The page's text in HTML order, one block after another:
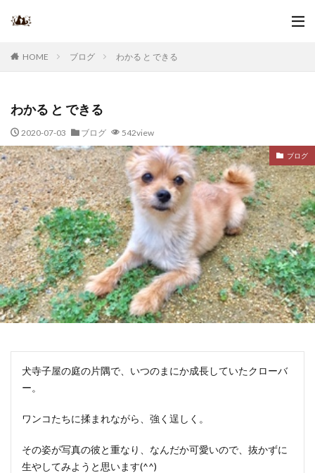
HOME ブログ わかる と できる
わかる と できる
2020-07-03 ブログ 542view
ブログ
犬寺子屋の庭の片隅で、いつのまにか成長していたクローバ
ー。
ワンコたちに揉まれながら、強く逞しく。
その姿が写真の彼と重なり、なんだか可愛いので、抜かずに
生やしてみようと思います(^^)